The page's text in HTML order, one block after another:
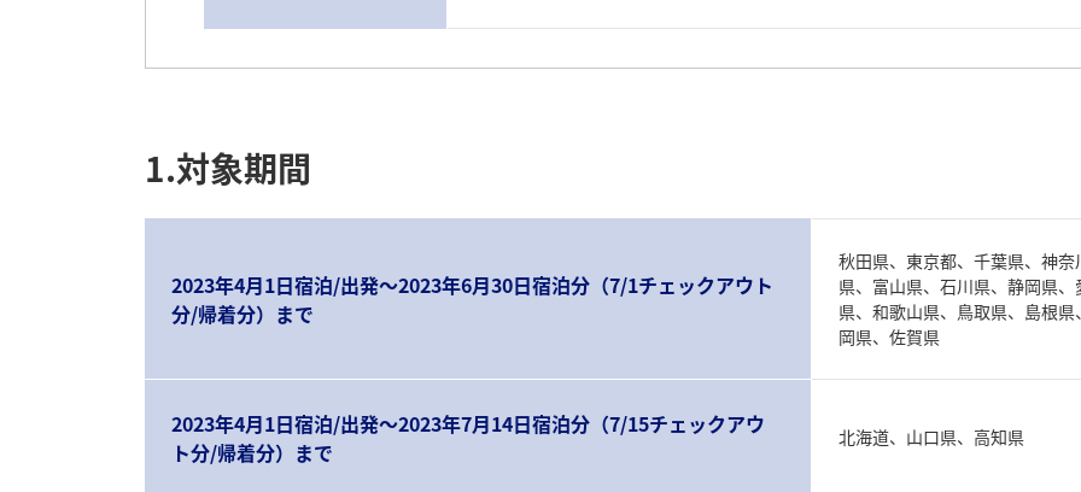
1.対象期間
2023年4月1日宿泊/出発～2023年6月30日宿泊分（7/1チェックアウト
分/帰着分）まで
秋田県、東京都、千葉県、神
県、富山県、石川県、静岡県
県、和歌山県、鳥取県、島根
岡県、佐賀県
2023年4月1日宿泊/出発～2023年7月14日宿泊分（7/15チェックアウ
ト分/帰着分）まで
北海道、山口県、高知県